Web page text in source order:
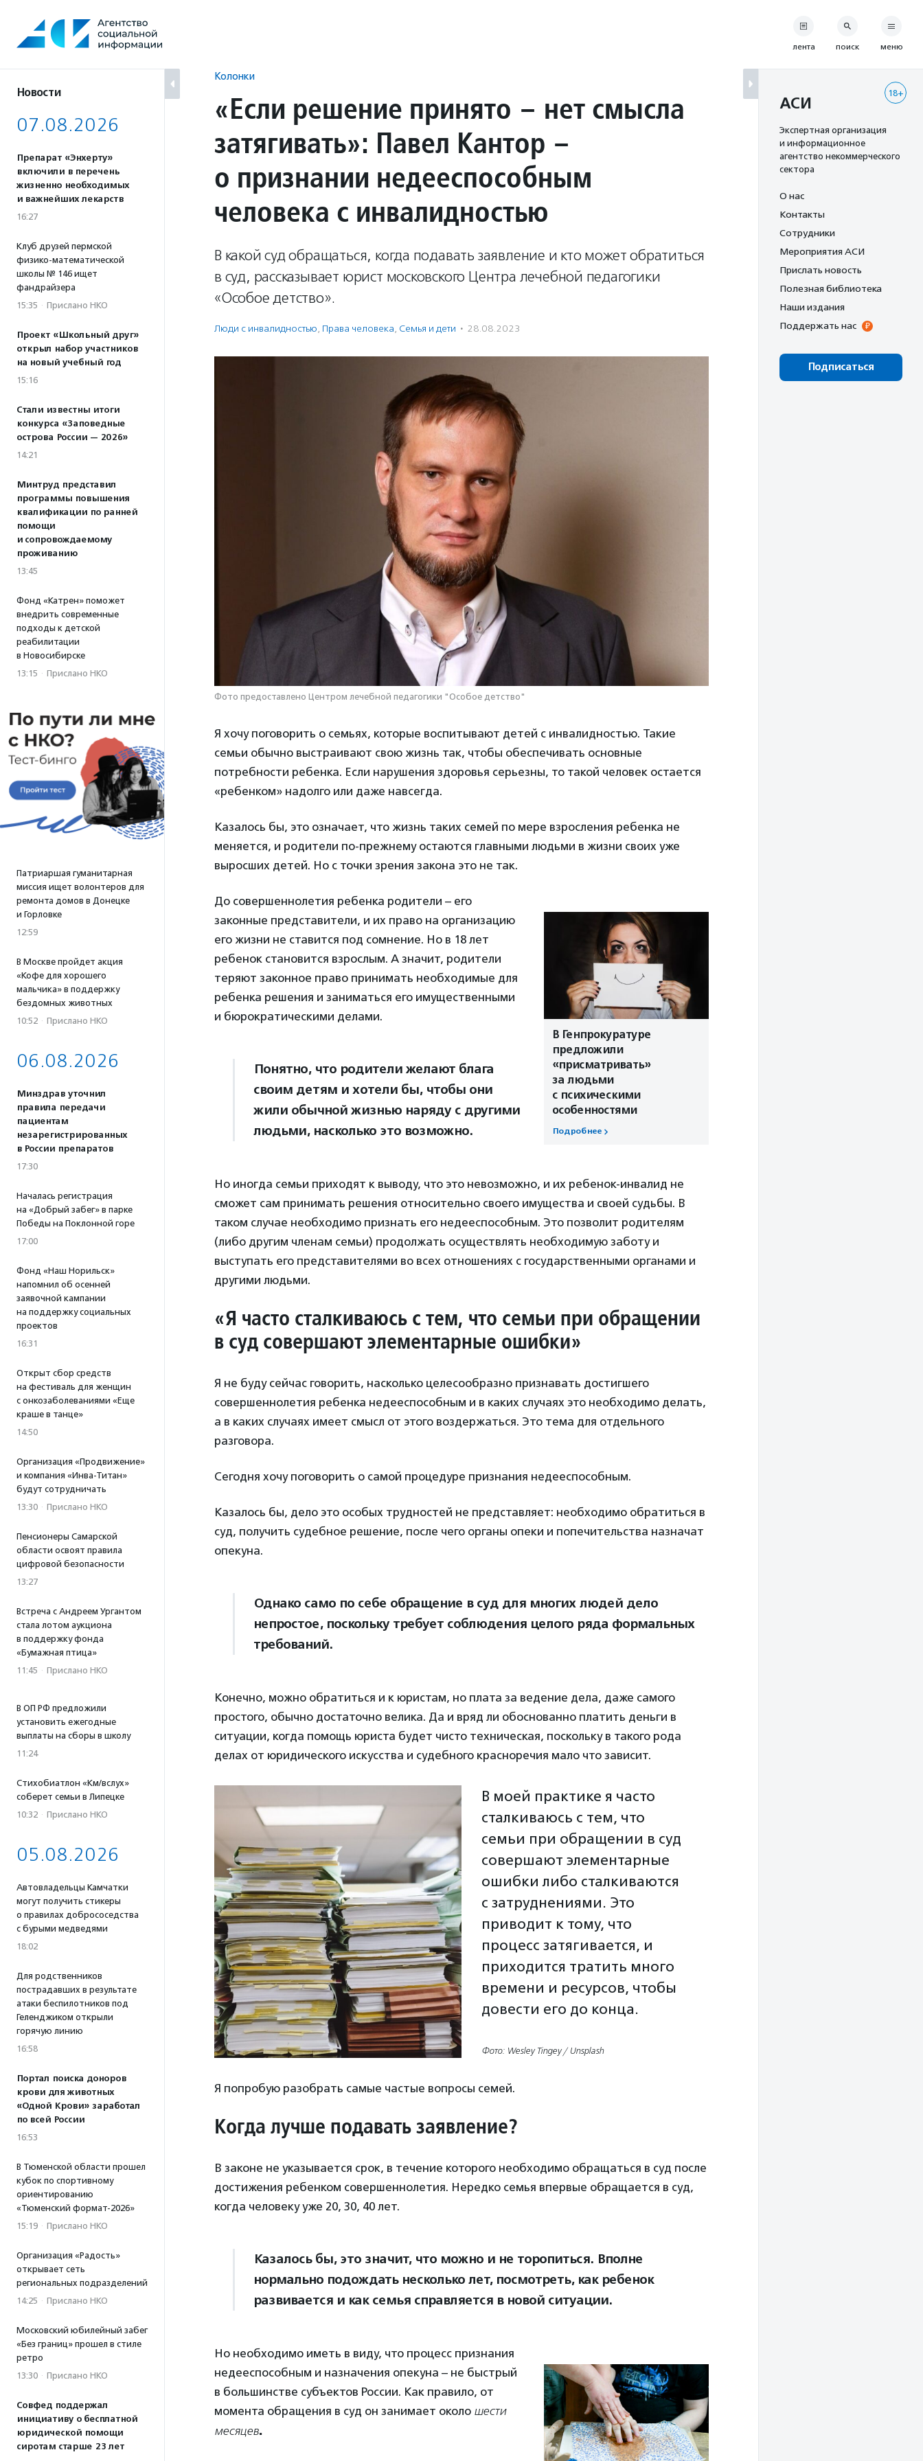
содержанию
Новости
07.08.2026
Препарат «Энхерту»
включили в перечень
жизненно необходимых
и важнейших лекарств
16:27
Клуб друзей пермской
физико-математической
школы № 146 ищет
фандрайзера
15:35 · Прислано НКО
Проект «Школьный друг»
открыл набор участников
на новый учебный год
15:16
Стали известны итоги
конкурса «Заповедные
острова России — 2026»
14:21
Минтруд представил
программы повышения
квалификации по ранней
помощи
и сопровождаемому
проживанию
13:45
Фонд «Катрен» поможет
внедрить современные
подходы к детской
реабилитации
в Новосибирске
13:15 · Прислано НКО
Патриаршая гуманитарная
миссия ищет волонтеров для
ремонта домов в Донецке
и Горловке
12:59
В Москве пройдет акция
«Кофе для хорошего
мальчика» в поддержку
бездомных животных
10:52 · Прислано НКО
06.08.2026
Минздрав уточнил
правила передачи
пациентам
незарегистрированных
в России препаратов
17:30
Началась регистрация
на «Добрый забег» в парке
Победы на Поклонной горе
17:00
Фонд «Наш Норильск»
напомнил об осенней
заявочной кампании
на поддержку социальных
проектов
16:31
Открыт сбор средств
на фестиваль для женщин
с онкозаболеваниями «Еще
краше в танце»
14:50
Организация «Продвижение»
и компания «Инва-Титан»
будут сотрудничать
13:30 · Прислано НКО
Пенсионеры Самарской
области освоят правила
цифровой безопасности
13:27
Встреча с Андреем Ургантом
стала лотом аукциона
в поддержку фонда
«Бумажная птица»
11:45 · Прислано НКО
В ОП РФ предложили
установить ежегодные
выплаты на сборы в школу
11:24
Стихобиатлон «Км/вслух»
соберет семьи в Липецке
10:32 · Прислано НКО
05.08.2026
Автовладельцы Камчатки
могут получить стикеры
о правилах добрососедства
с бурыми медведями
18:02
Для родственников
пострадавших в результате
атаки беспилотников под
Геленджиком открыли
горячую линию
16:58
Портал поиска доноров
крови для животных
«Одной Крови» заработал
по всей России
16:53
В Тюменской области прошел
кубок по спортивному
ориентированию
«Тюменский формат-2026»
15:19 · Прислано НКО
Организация «Радость»
открывает сеть
региональных подразделений
14:25 · Прислано НКО
Московский юбилейный забег
«Без границ» прошел в стиле
ретро
13:30 · Прислано НКО
Совфед поддержал
инициативу о бесплатной
юридической помощи
сиротам старше 23 лет
Колонки
«Если решение принято – нет смысла
затягивать»: Павел Кантор –
о признании недееспособным
человека с инвалидностью
В какой суд обращаться, когда подавать заявление и кто может обратиться
в суд, рассказывает юрист московского Центра лечебной педагогики
«Особое детство».
Люди с инвалидностью, Права человека, Семья и дети · 28.08.2023
Фото предоставлено Центром лечебной педагогики "Особое детство"
Я хочу поговорить о семьях, которые воспитывают детей с инвалидностью. Такие
семьи обычно выстраивают свою жизнь так, чтобы обеспечивать основные
потребности ребенка. Если нарушения здоровья серьезны, то такой человек остается
«ребенком» надолго или даже навсегда.
Казалось бы, это означает, что жизнь таких семей по мере взросления ребенка не
меняется, и родители по-прежнему остаются главными людьми в жизни своих уже
выросших детей. Но с точки зрения закона это не так.
В Генпрокуратуре
предложили
«присматривать»
за людьми
с психическими
особенностями
Подробнее
До совершеннолетия ребенка родители – его
законные представители, и их право на организацию
его жизни не ставится под сомнение. Но в 18 лет
ребенок становится взрослым. А значит, родители
теряют законное право принимать необходимые для
ребенка решения и заниматься его имущественными
и бюрократическими делами.
Понятно, что родители желают блага
своим детям и хотели бы, чтобы они
жили обычной жизнью наряду с другими
людьми, насколько это возможно.
Но иногда семьи приходят к выводу, что это невозможно, и их ребенок-инвалид не
сможет сам принимать решения относительно своего имущества и своей судьбы. В
таком случае необходимо признать его недееспособным. Это позволит родителям
(либо другим членам семьи) продолжать осуществлять необходимую заботу и
выступать его представителями во всех отношениях с государственными органами и
другими людьми.
«Я часто сталкиваюсь с тем, что семьи при обращении
в суд совершают элементарные ошибки»
Я не буду сейчас говорить, насколько целесообразно признавать достигшего
совершеннолетия ребенка недееспособным и в каких случаях это необходимо делать,
а в каких случаях имеет смысл от этого воздержаться. Это тема для отдельного
разговора.
Сегодня хочу поговорить о самой процедуре признания недееспособным.
Казалось бы, дело это особых трудностей не представляет: необходимо обратиться в
суд, получить судебное решение, после чего органы опеки и попечительства назначат
опекуна.
Однако само по себе обращение в суд для многих людей дело
непростое, поскольку требует соблюдения целого ряда формальных
требований.
Конечно, можно обратиться и к юристам, но плата за ведение дела, даже самого
простого, обычно достаточно велика. Да и вряд ли обоснованно платить деньги в
ситуации, когда помощь юриста будет чисто техническая, поскольку в такого рода
делах от юридического искусства и судебного красноречия мало что зависит.
В моей практике я часто
сталкиваюсь с тем, что
семьи при обращении в суд
совершают элементарные
ошибки либо сталкиваются
с затруднениями. Это
приводит к тому, что
процесс затягивается, и
приходится тратить много
времени и ресурсов, чтобы
довести его до конца.
Фото: Wesley Tingey / Unsplash
Я попробую разобрать самые частые вопросы семей.
Когда лучше подавать заявление?
В законе не указывается срок, в течение которого необходимо обращаться в суд после
достижения ребенком совершеннолетия. Нередко семья впервые обращается в суд,
когда человеку уже 20, 30, 40 лет.
Казалось бы, это значит, что можно и не торопиться. Вполне
нормально подождать несколько лет, посмотреть, как ребенок
развивается и как семья справляется в новой ситуации.
Но необходимо иметь в виду, что процесс признания
недееспособным и назначения опекуна – не быстрый
в большинстве субъектов России. Как правило, от
момента обращения в суд он занимает около шести
месяцев.
лента поиск меню
18+
АСИ
Экспертная организация
и информационное
агентство некоммерческого
сектора
О нас
Контакты
Сотрудники
Мероприятия АСИ
Прислать новость
Полезная библиотека
Наши издания
Поддержать нас
Подписаться